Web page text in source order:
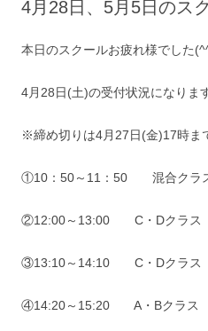
4月28日、5月5日のス
本日のスクールお疲れ様でした
4月28日(土)の受付状況になりま
※締め切りは4月27日(金)17時ま
①10：50～11：50 混合ク
②12:00～13:00 C・Dクラ
③13:10～14:10 C・Dクラ
④14:20～15:20 A・Bクラ